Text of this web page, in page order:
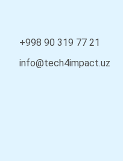
+998 90 319 77 21
info@tech4impact.uz